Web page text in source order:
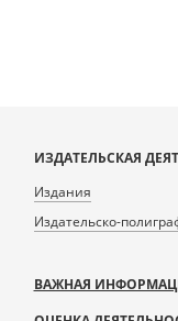
ИЗДАТЕЛЬСКАЯ
Издания
Издательско-
ВАЖНАЯ